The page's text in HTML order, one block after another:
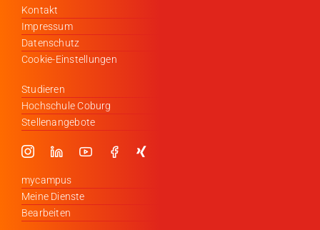
Kontakt
Impressum
Datenschutz
Cookie-Einstellungen
Studieren
Hochschule Coburg
Stellenangebote
mycampus
Meine Dienste
Bearbeiten